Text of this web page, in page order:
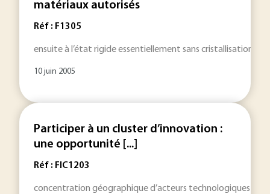
matériaux autorisés
Réf : F1305
ensuite à l’état rigide essentiellement sans cristallisation.
10 juin 2005
Participer à un cluster d’innovation :
une opportunité [...]
Réf : FIC1203
concentration géographique d’acteurs technologiques